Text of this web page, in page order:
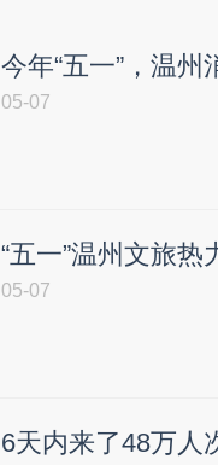
今年“五一”，温州
05-07
“五一”温州文旅
05-07
6天内来了48万人